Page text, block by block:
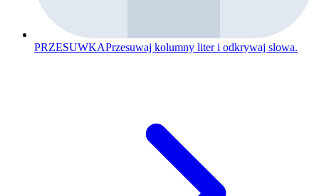
PRZESUWKAPrzesuwaj kolumny liter i odkrywaj slowa.